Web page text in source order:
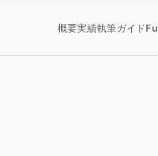
概要実績執筆ガイド